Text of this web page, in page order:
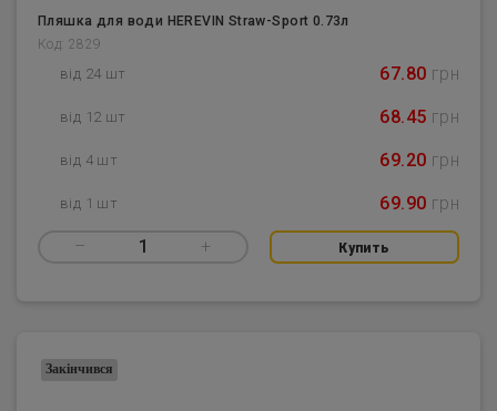
Пляшка для води HEREVIN Straw-Sport 0.73л
Код: 2829
від 24 шт 67.80 грн
від 12 шт 68.45 грн
від 4 шт 69.20 грн
від 1 шт 69.90 грн
– 1 + Купить
Закінчився